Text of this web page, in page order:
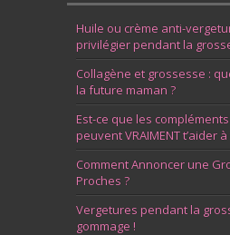
Huile ou crème anti-
privilégier pendant la
Collagène et grossesse :
la future maman ?
Est-ce que les
peuvent VRAIMENT t’aider
Comment Annoncer une
Proches ?
Vergetures pendant la
gommage !